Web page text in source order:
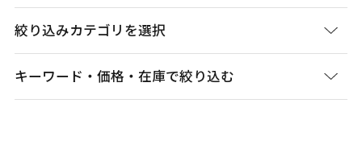
絞り込みカテゴリを選択
キーワード・価格・在庫で絞り込む